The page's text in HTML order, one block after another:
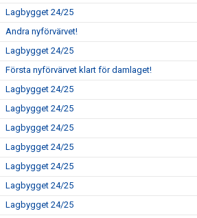
Lagbygget 24/25
Andra nyförvärvet!
Lagbygget 24/25
Första nyförvärvet klart för damlaget!
Lagbygget 24/25
Lagbygget 24/25
Lagbygget 24/25
Lagbygget 24/25
Lagbygget 24/25
Lagbygget 24/25
Lagbygget 24/25